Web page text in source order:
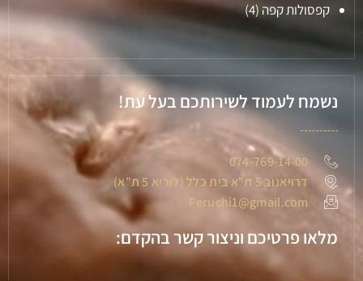
קפסולות קפה (4)
נשמח לעמוד לשירותכם בעל עת!
074-769-14-00
דרויאנוב 5 ת"א בית כלל (לוריא 5 ת"א)
Feruchi1@gmail.com
מלאו פרטיכם וניצור קשר בהקדם: